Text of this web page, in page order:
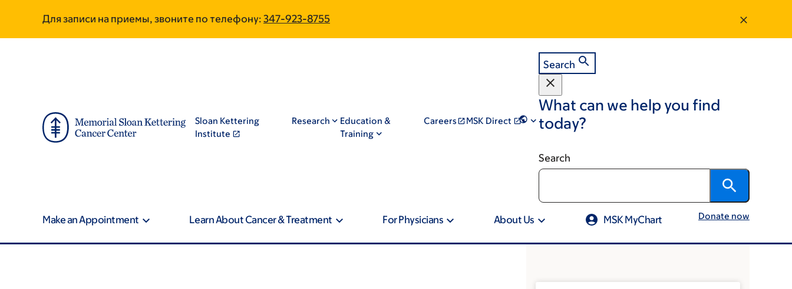
main
footer
Для записи на приемы, звоните по телефону: 347-923-8755
Sloan Kettering
Institute
Research
Education &
Training
Careers MSK Direct
Search
What can we help you find
today?
Search
Make an Appointment Learn About Cancer & Treatment For Physicians About Us MSK MyChart Donate now